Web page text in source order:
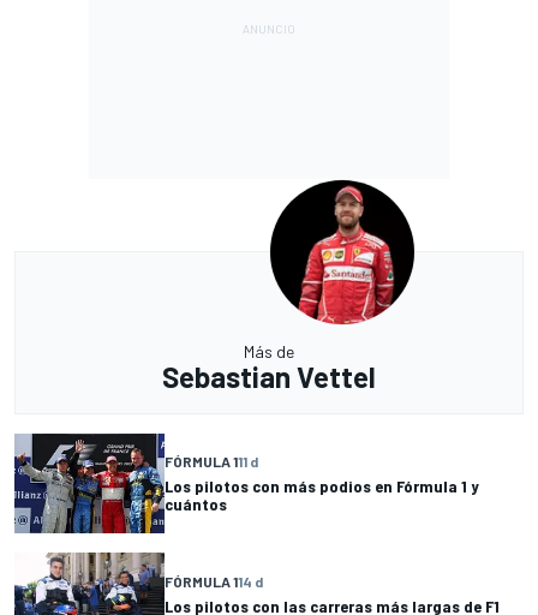
Más de
Sebastian Vettel
FÓRMULA 111 d
Los pilotos con más podios en Fórmula 1 y
cuántos
FÓRMULA 114 d
Los pilotos con las carreras más largas de F1